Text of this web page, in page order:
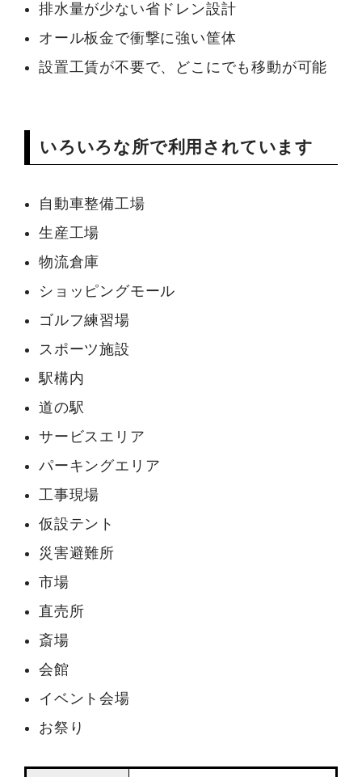
排水量が少ない省ドレン設計
オール板金で衝撃に強い筐体
設置工賃が不要で、どこにでも移動が可能
いろいろな所で利用されています
自動車整備工場
生産工場
物流倉庫
ショッピングモール
ゴルフ練習場
スポーツ施設
駅構内
道の駅
サービスエリア
パーキングエリア
工事現場
仮設テント
災害避難所
市場
直売所
斎場
会館
イベント会場
お祭り